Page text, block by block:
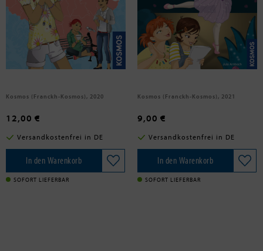
Erlhoff, Kari
Die drei !!!, Tatort, Tee und ganz
viel London
Kosmos (Franckh-Kosmos), 2020
12,00 €
Versandkostenfrei in DE
In den Warenkorb
SOFORT LIEFERBAR
Ambach, Jule
Die drei !!!, Elfenzauber
Kosmos (Franckh-Kosmos), 2021
9,00 €
Versandkostenfrei in DE
In den Warenkorb
SOFORT LIEFERBAR